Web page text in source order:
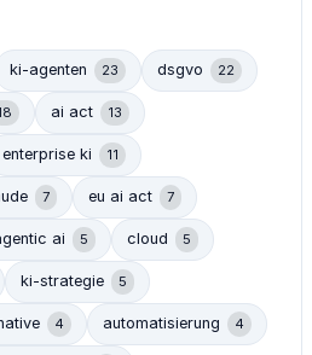
ki-agenten 23 dsgvo 22
ai act 13
enterprise ki 11
7 eu ai act 7
ai 5 cloud 5
ki-strategie 5
4 automatisierung 4